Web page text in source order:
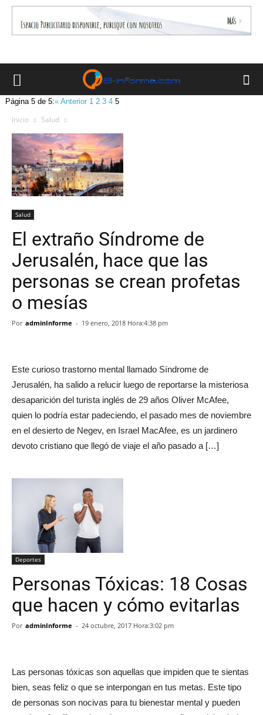
Página 5 de 5:« Anterior 1 2 3 4 5
Inicio Salud
Salud
El extraño Síndrome de
Jerusalén, hace que las
personas se crean profetas
o mesías
Por adminInforme - 19 enero, 2018 Hora:4:38 pm
Este curioso trastorno mental llamado Síndrome de
Jerusalén, ha salido a relucir luego de reportarse la misteriosa
desaparición del turista inglés de 29 años Oliver McAfee,
quien lo podría estar padeciendo, el pasado mes de noviembre
en el desierto de Negev, en Israel MacAfee, es un jardinero
devoto cristiano que llegó de viaje el año pasado a […]
Deportes
Personas Tóxicas: 18 Cosas
que hacen y cómo evitarlas
Por adminInforme - 24 octubre, 2017 Hora:3:02 pm
Las personas tóxicas son aquellas que impiden que te sientas
bien, seas feliz o que se interpongan en tus metas. Este tipo
de personas son nocivas para tu bienestar mental y pueden